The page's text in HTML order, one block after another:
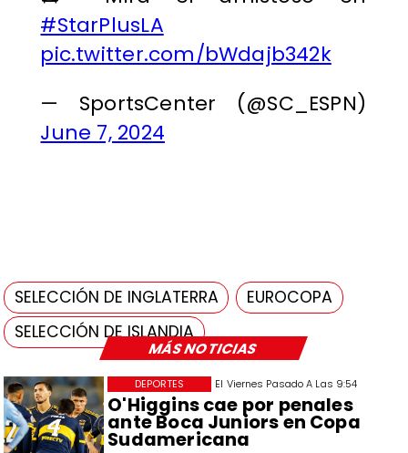
MÁS NOTICIAS
El Viernes Pasado A Las 9:54
O'Higgins cae por penales
ante Boca Juniors en Copa
Sudamericana
DEPORTES
#StarPlusLA
pic.twitter.com/bWdajb342k
— SportsCenter (@SC_ESPN)
June 7, 2024
SELECCIÓN DE INGLATERRA
EUROCOPA
SELECCIÓN DE ISLANDIA